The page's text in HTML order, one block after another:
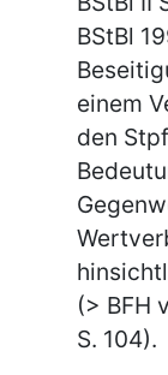
BStBl
einem
den
(> BFH
S. 104).